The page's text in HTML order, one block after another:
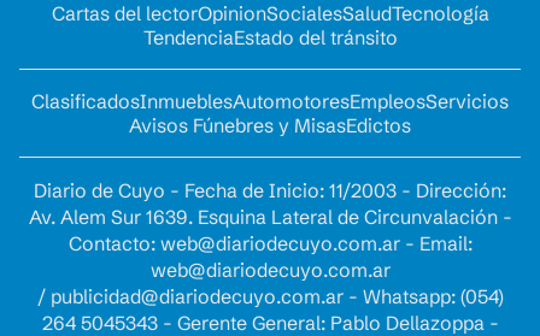
Cartas del lectorOpinionSocialesSaludTecnología
TendenciaEstado del tránsito
ClasificadosInmueblesAutomotoresEmpleosServicios
Avisos Fúnebres y MisasEdictos
Diario de Cuyo - Fecha de Inicio: 11/2003 - Dirección:
Av. Alem Sur 1639. Esquina Lateral de Circunvalación -
Contacto: web@diariodecuyo.com.ar- Email:
web@diariodecuyo.com.ar
/ publicidad@diariodecuyo.com.ar- Whatsapp: (054)
264 5045343 - Gerente General: Pablo Dellazoppa -